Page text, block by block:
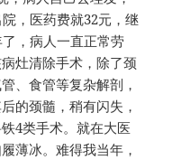
，医药费就32元，继
，病人一直正常劳
灶清除手术，除了颈
、食管等复杂解剖，
的颈髓，稍有闪失，
4类手术。就在大医
薄冰。难得我当年，